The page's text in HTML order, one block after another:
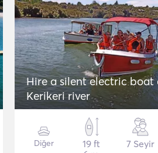
Hire a silent electric boat
Kerikeri river
Diğer
19 ft
7 Seyir